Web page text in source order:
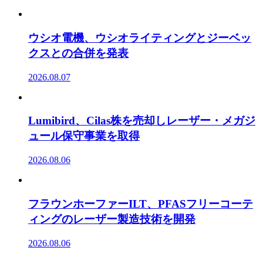
ウシオ電機、ウシオライティングとジーベッ
クスとの合併を発表
2026.08.07
Lumibird、Cilas株を売却しレーザー・メガジ
ュール保守事業を取得
2026.08.06
フラウンホーファーILT、PFASフリーコーテ
ィングのレーザー製造技術を開発
2026.08.06